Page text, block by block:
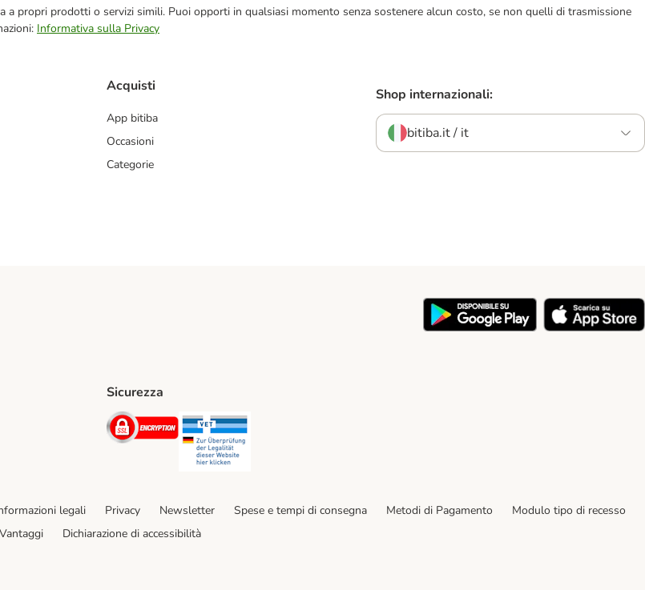
propri prodotti o servizi simili. Puoi opporti in qualsiasi momento senza sostenere alcun costo, se non quelli di trasmissione
Informativa sulla Privacy
Acquisti
App bitiba
Occasioni
Categorie
Shop internazionali:
bitiba.it / it
Sicurezza
Security
legali Privacy Newsletter Spese e tempi di consegna Metodi di Pagamento
Modulo tipo di recesso
Dichiarazione di accessibilità